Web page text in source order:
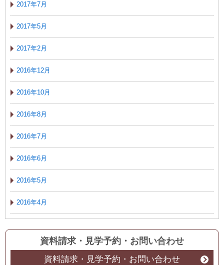
2017年7月
2017年5月
2017年2月
2016年12月
2016年10月
2016年8月
2016年7月
2016年6月
2016年5月
2016年4月
資料請求・見学予約 ・ お問い合わせ
資料請求・見学予約・お問い合わせ